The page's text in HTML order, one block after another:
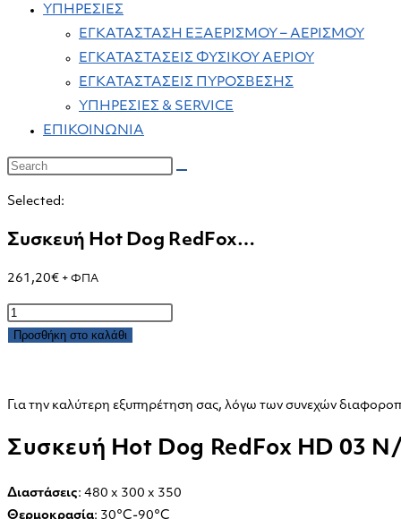
ΥΠΗΡΕΣΙΕΣ
ΕΓΚΑΤΑΣΤΑΣΗ ΕΞΑΕΡΙΣΜΟΥ – ΑΕΡΙΣΜΟΥ
ΕΓΚΑΤΑΣΤΑΣΕΙΣ ΦΥΣΙΚΟΥ ΑΕΡΙΟΥ
ΕΓΚΑΤΑΣΤΑΣΕΙΣ ΠΥΡΟΣΒΕΣΗΣ
ΥΠΗΡΕΣΙΕΣ & SERVICE
ΕΠΙΚΟΙΝΩΝΙΑ
Selected:
Συσκευή Hot Dog RedFox…
261,20€ + ΦΠΑ
Συσκευή
Hot
HD
N/K
Προσθήκη στο καλάθι
Για την καλύτερη εξυπηρέτηση σας, λόγω των συνεχών
Συσκευή Hot Dog RedFox HD 03
Διαστάσεις: 480 x 300 x 350
Θερμοκρασία: 30°C-90°C